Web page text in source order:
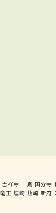
吉祥寺 三鷹 国分寺
竜王 塩崎 韮崎 新府